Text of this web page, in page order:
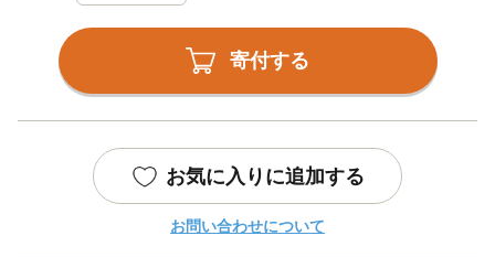
寄付する
お気に入りに追加する
お問い合わせについて